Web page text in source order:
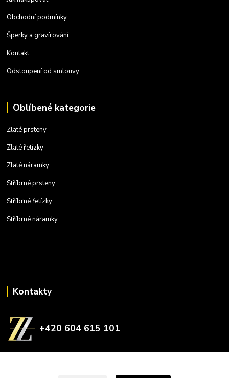
Obchodní podmínky
Šperky a gravírování
Kontakt
Odstoupení od smlouvy
Oblíbené kategorie
Zlaté prsteny
Zlaté řetízky
Zlaté náramky
Stříbrné prsteny
Stříbrné řetízky
Stříbrné náramky
Kontakty
+420 604 615 101